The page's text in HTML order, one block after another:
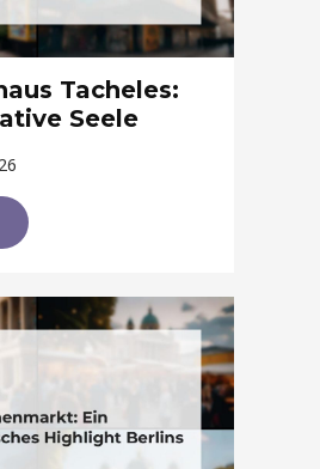
Tacheles:
Seele